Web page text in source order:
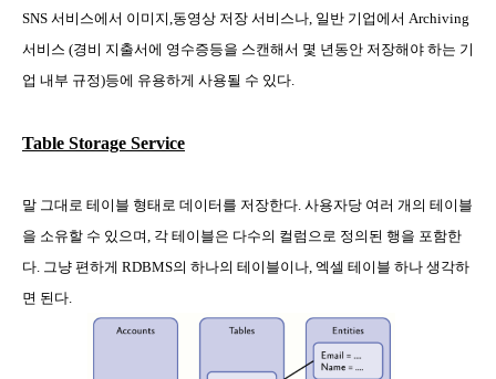
SNS 서비스에서 이미지 동영상 저장 서비스나 일반 기업에서 Archiving
서비스 (경비 지출서에 영수증등을 스캔해서 몇 년동안 저장해야 하는 기
업 내부 규정)등에 유용하게 사용될 수 있다
Table Storage Service
말 그대로 테이블 형태로 데이터를 저장한다 사용자당 여러 개의 테이블
을 소유할 수 있으며 각 테이블은 다수의 컬럼으로 정의된 행을 포함한
다 그냥 편하게 RDBMS의 하나의 테이블이나 엑셀 테이블 하나 생각하
면 된다